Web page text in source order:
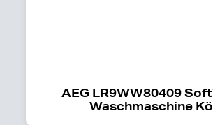
AEG LR9WW80409
Waschmaschine